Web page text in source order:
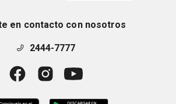
en contacto con nosotros
2444-7777